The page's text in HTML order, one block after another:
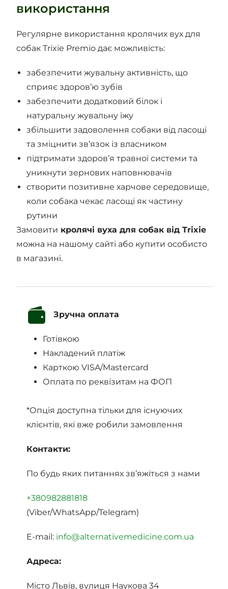
використання
Регулярне використання кролячих вух для
собак Trixie Premio дає можливість:
забезпечити жувальну активність, що
сприяє здоров’ю зубів
забезпечити додатковий білок і
натуральну жувальну їжу
збільшити задоволення собаки від ласощі
та зміцнити зв’язок із власником
підтримати здоров’я травної системи та
уникнути зернових наповнювачів
створити позитивне харчове середовище,
коли собака чекає ласощі як частину
рутини
Замовити кролячі вуха для собак від Trixie
можна на нашому сайті або купити особисто
в магазині.
Зручна оплата
Готівкою
Накладений платіж
Карткою VISA/Mastercard
Оплата по реквізитам на ФОП
*Опція доступна тільки для існуючих
клієнтів, які вже робили замовлення
Контакти:
По будь яких питаннях зв’яжіться з нами
+380982881818
(Viber/WhatsApp/Telegram)
E-mail: info@alternativemedicine.com.ua
Адреса:
Місто Львів, вулиця Наукова 34